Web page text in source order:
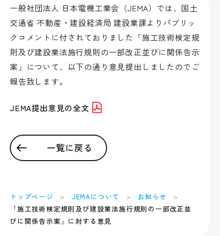
一般社団法人 日本電機工業会（JEMA）では、国土
交通省 不動産・建設経済局 建設業課よりパブリッ
クコメントに付されておりました「施工技術検定規
則及び建設業法施行規則の一部改正並びに関係告示
案」について、以下の通り意見提出しましたのでご
報告致します。
JEMA提出意見の全文
一覧に戻る
トップページ JEMAについて
お知らせ
「施工技術検定規則及び建設業法施行規則の一部改正並
びに関係告示案」に対する意見